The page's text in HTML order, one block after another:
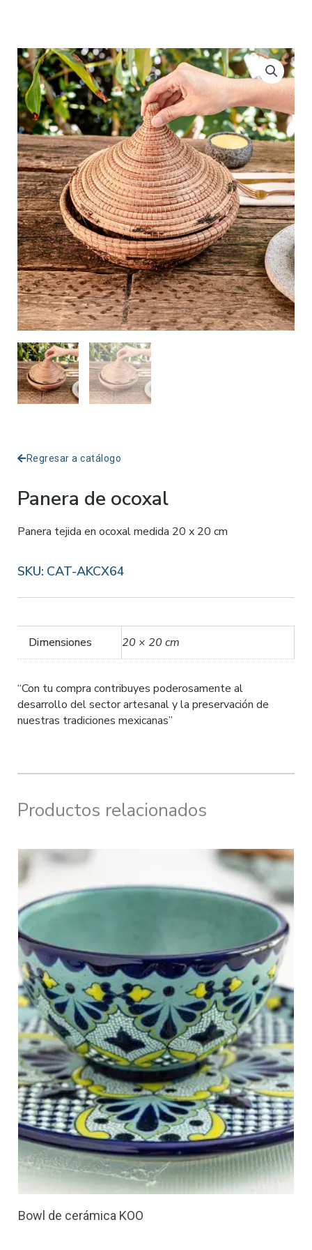
Regresar a catálogo
Panera de ocoxal
Panera tejida en ocoxal medida 20 x 20 cm
SKU: CAT-AKCX64
Dimensiones 20 × 20 cm
“Con tu compra contribuyes poderosamente al
desarrollo del sector artesanal y la preservación de
nuestras tradiciones mexicanas”
Productos relacionados
Bowl de cerámica KOO